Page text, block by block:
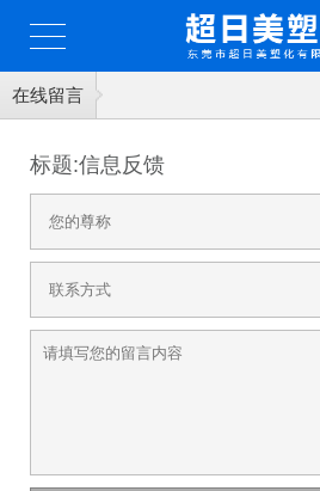
在线留言
标题:信息反馈